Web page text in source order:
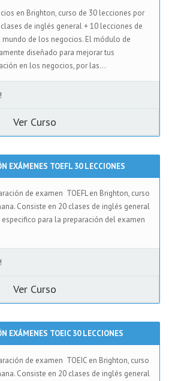
en Brighton, curso de 30 lecciones por
de inglés general + 10 lecciones de
de los negocios. El módulo de
diseñado para mejorar tus
en los negocios, por las...
Ver Curso
EXÁMENES TOEFL 30 LECCIONES
de examen TOEFL en Brighton, curso
Consiste en 20 clases de inglés general
para la preparación del examen
Ver Curso
EXÁMENES TOEIC 30 LECCIONES
de examen TOEIC en Brighton, curso
Consiste en 20 clases de inglés general